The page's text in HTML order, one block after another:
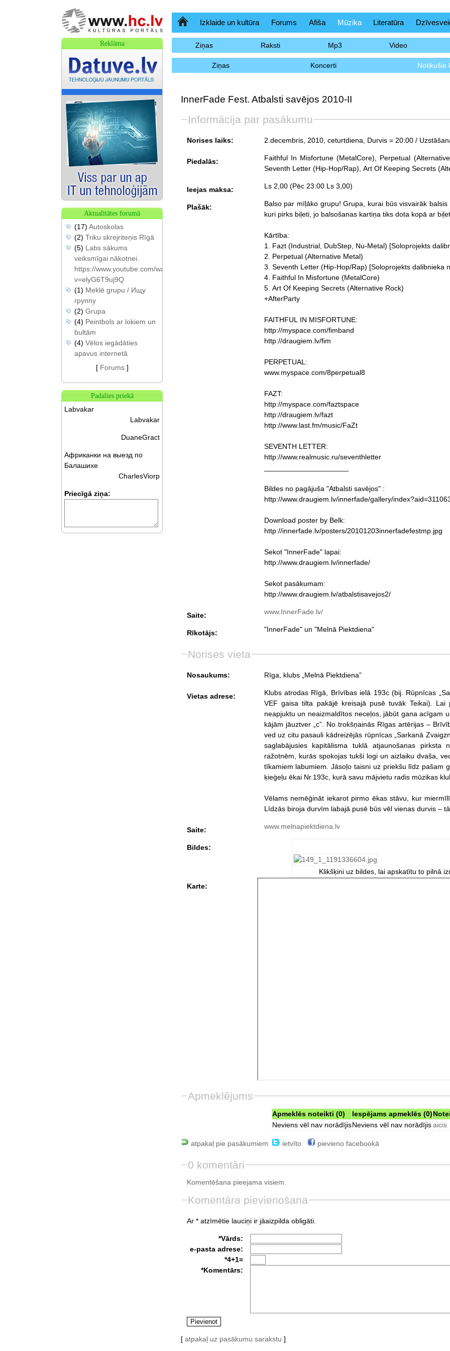
SākumlapaIzklaide un kultūra Forums Afiša Mūzika Literatūra
Ziņas Raksti Mp3 Video
Ziņas Koncerti Notikušie
InnerFade Fest. Atbalsti savējos 2010-II
Informācija par pasākumu
Norises laiks: 2.decembris, 2010, ceturtdiena , Durvis = 20:00 /
Piedalās:
Faithful In Misfortune (MetalCore), Perpetual
Seventh Letter (Hip-Hop/Rap), Art Of Keeping Secrets
Ieejas maksa: Ls 2,00 (Pēc 23:00 Ls 3,00)
Plašāk:
Balso par mīļāko grupu! Grupa, kurai būs visvairāk
kuri pirks biļeti, jo balsošanas kartiņa tiks dota kopā ar
Kārtība:
1. Fazt (Industrial, DubStep, Nu-Metal) [Soloprojekts
2. Perpetual (Alternative Metal)
3. Seventh Letter (Hip-Hop/Rap) [Soloprojekts dalibnieka
4. Faithful In Misfortune (MetalCore)
5. Art Of Keeping Secrets (Alternative Rock)
+AfterParty
FAITHFUL IN MISFORTUNE:
http://myspace.com/fimband
http://draugiem.lv/fim
PERPETUAL:
www.myspace.com/8perpetual8
FAZT:
http://myspace.com/faztspace
http://draugiem.lv/fazt
http://www.last.fm/music/FaZt
SEVENTH LETTER:
http://www.realmusic.ru/seventhletter
Bildes no pagājuša "Atbalsti savējos" :
http://www.draugiem.lv/innerfade/gallery/
Download poster by Belk:
http://innerfade.lv/posters/20101203innerfadefestmp.jpg
Sekot "InnerFade" lapai:
http://www.draugiem.lv/innerfade/
Sekot pasākumam:
http://www.draugiem.lv/atbalstisavejos2/
Saite: www.InnerFade.lv/
Rīkotājs: "InnerFade" un "Melnā Piektdiena"
Norises vieta
Nosaukums: Rīga, klubs „Melnā Piektdiena”
Vietas adrese:
Klubs atrodas Rīgā, Brīvības ielā 193c (bij. Rūpnīcas
VEF gaisa tilta pakājē kreisajā pusē tuvāk Teikai). Lai
neapjuktu un neaizmaldītos neceļos, jābūt gana acīgam
kājām jāuztver „c”. No trokšņainās Rīgas artērijas –
ved uz citu pasauli kādreizējās rūpnīcas „Sarkanā
saglabājusies kapitālisma tuklā atjaunošanas pirksta
ražotnēm, kurās spokojas tukši logi un aizlaiku dvaša,
tīkamiem labumiem. Jāsoļo taisni uz priekšu līdz pašam
ķieģeļu ēkai Nr.193c, kurā savu mājvietu radis mūzikas
Vēlams nemēģināt iekarot pirmo ēkas stāvu, kur
Līdzās biroja durvīm labajā pusē būs vēl vienas durvis –
Saite: www.melnapiektdiena.lv
Bildes:
Klikšķini uz bildes, lai apskatītu to pilnā
Karte:
Apmeklējums
Apmeklēs noteikti (0) Iespējams apmeklēs (0)
Neviens vēl nav norādījisNeviens vēl nav norādījis aicis
atpakaļ pie pasākumiem ietvīto pievieno facebookā
0 komentāri
Komentēšana pieejama visiem.
Komentāra pievienošana
Ar * atzīmētie lauciņi ir jāaizpilda obligāti.
*Vārds:
e-pasta adrese:
*4+1=
*Komentārs:
[ atpakaļ uz pasākumu sarakstu ]
Reklāma
Aktualitātes forumā
(17) Autoskolas
(2) Triku skrejriteņis Rīgā
(5) Labs sākums
veiksmīgai nākotnei.
https://www.youtube.com/watch?
v=elyG6T9uj9Q
(1) Meklē grupu / Ищу
группу
(2) Grupa
(4) Peintbols ar lokiem un
bultām
(4) Vēlos iegādāties
apavus internetā
[ Forums]
Padalies priekā
Labvakar
Labvakar
DuaneGract
Африканки на выезд по
Балашихе
CharlesViorp
Priecīgā ziņa: